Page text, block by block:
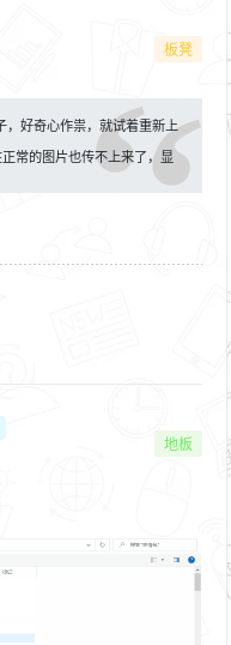
板凳
，好奇心作祟，就试着重新上
常的图片也传不上来了，显
地板